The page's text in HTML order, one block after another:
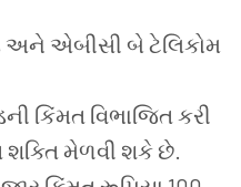
એબીસી બે ટેલિકોમ
કિંમત વિભાજિત કરી
મેળવી શકે છે.